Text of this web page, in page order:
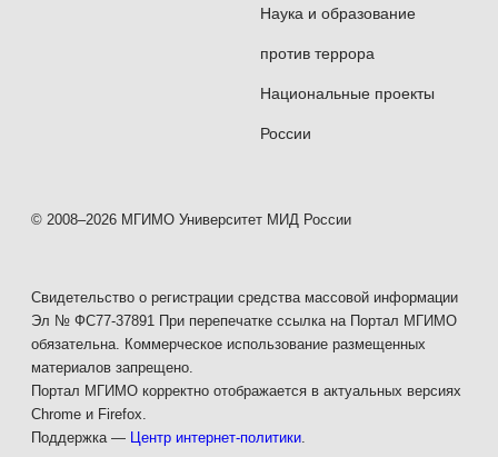
Наука и образование
против террора
Национальные проекты
России
© 2008–2026 МГИМО Университет МИД России
Свидетельство о регистрации средства массовой информации
Эл № ФС77-37891 При перепечатке ссылка на Портал МГИМО
обязательна. Коммерческое использование размещенных
материалов запрещено.
Портал МГИМО корректно отображается в актуальных версиях
Chrome и Firefox.
Поддержка — Центр интернет-политики.